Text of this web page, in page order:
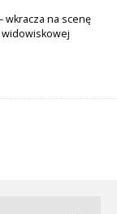
wkracza na scenę